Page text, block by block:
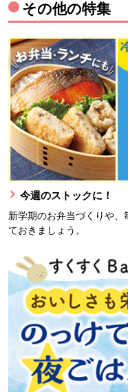
その他の特集
今週のストックに！
新学期のお弁当づくりや
ておきましょう。